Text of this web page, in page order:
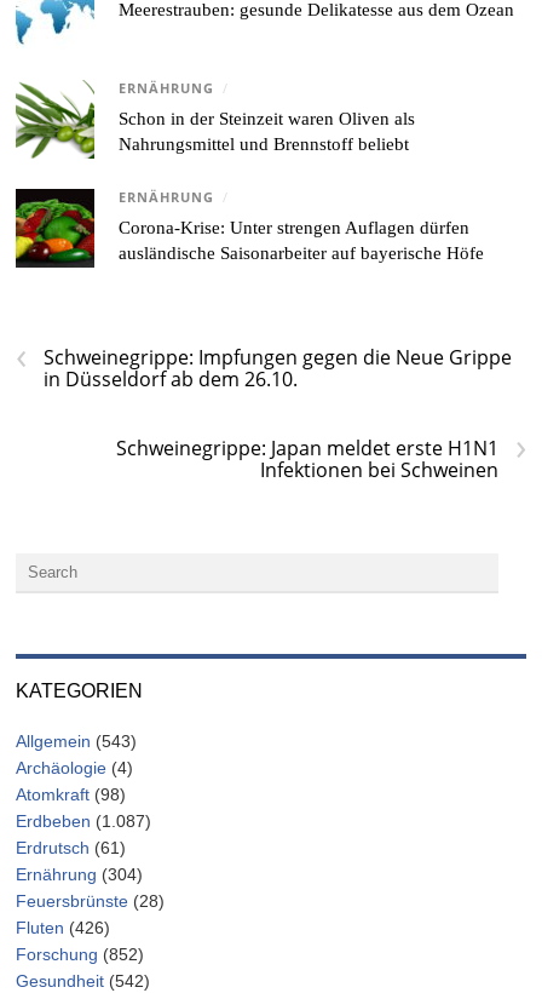
Meerestrauben: gesunde Delikatesse aus dem Ozean
ERNÄHRUNG /
Schon in der Steinzeit waren Oliven als
Nahrungsmittel und Brennstoff beliebt
ERNÄHRUNG /
Corona-Krise: Unter strengen Auflagen dürfen
ausländische Saisonarbeiter auf bayerische Höfe
‹
Schweinegrippe: Impfungen gegen die Neue Grippe
in Düsseldorf ab dem 26.10.
›
Schweinegrippe: Japan meldet erste H1N1
Infektionen bei Schweinen
KATEGORIEN
Allgemein (543)
Archäologie (4)
Atomkraft (98)
Erdbeben (1.087)
Erdrutsch (61)
Ernährung (304)
Feuersbrünste (28)
Fluten (426)
Forschung (852)
Gesundheit (542)